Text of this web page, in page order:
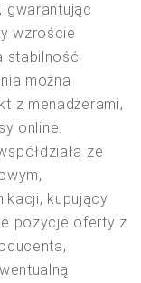
gwarantując
wzroście
stabilność
można
z menadżerami,
online.
ze
kupujący
pozycje oferty z